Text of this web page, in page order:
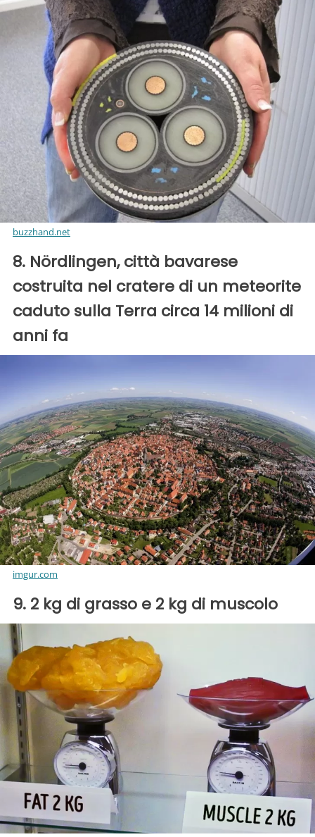
buzzhand.net
8. Nördlingen, città bavarese
costruita nel cratere di un meteorite
caduto sulla Terra circa 14 milioni di
anni fa
imgur.com
9. 2 kg di grasso e 2 kg di muscolo